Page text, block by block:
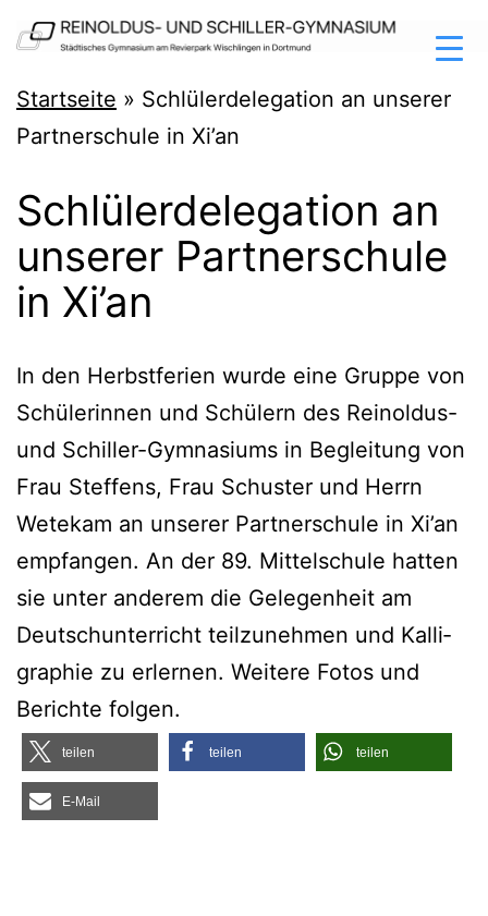
Zum
Inhalt
springen
Reinoldus-
und
Gymnasium
Dortmund
Startseite » Schlülerdelegation an unserer
Partnerschule in Xi’an
Schlülerdelegation an
unserer Partnerschule
in Xi’an
In den Herbst­fe­ri­en wur­de eine Grup­pe von
Schü­le­rin­nen und Schü­lern des Rein­ol­dus-
und Schil­ler-Gym­na­si­ums in Beglei­tung von
Frau Stef­fens, Frau Schus­ter und Herrn
Wete­kam an unse­rer Part­ner­schu­le in Xi’an
emp­fan­gen. An der 89. Mit­tel­schu­le hat­ten
sie unter ande­rem die Gele­gen­heit am
Deutsch­un­ter­richt teil­zu­neh­men und Kal­li­
gra­phie zu erler­nen. Wei­te­re Fotos und
Berich­te folgen.
tei­len tei­len tei­len
E‑Mail